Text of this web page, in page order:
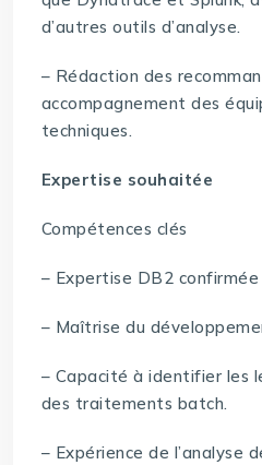
d’autres outils d’analyse.
– Rédaction des
accompagnement des
techniques.
Expertise souhaitée
Compétences clés
– Expertise DB2 confirmée
– Maîtrise du
– Capacité à identifier les
des traitements batch.
– Expérience de l’analyse